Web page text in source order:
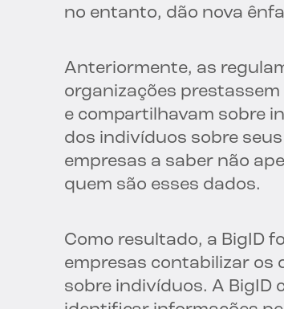
no entanto, dão nova
Anteriormente, as
organizações
e compartilhavam sobre
dos indivíduos sobre
empresas a saber não
quem são esses dados.
Como resultado, a BigID
empresas contabilizar os
sobre indivíduos. A BigID